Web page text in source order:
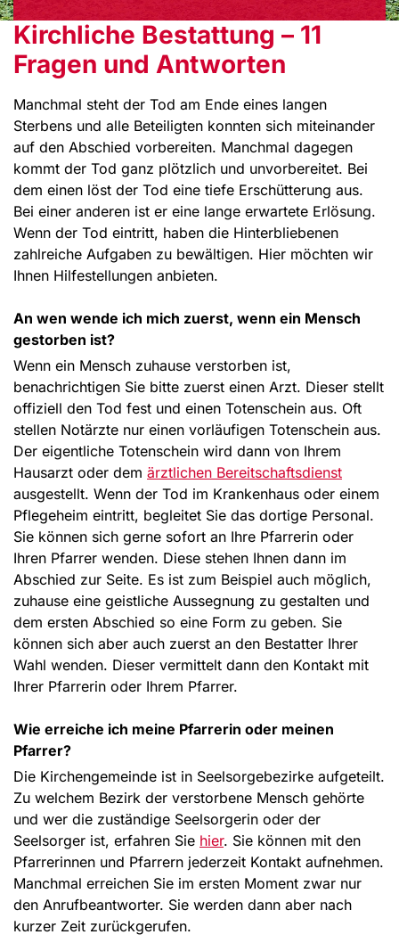
Kirchliche Bestattung – 11
Fragen und Antworten
Manchmal steht der Tod am Ende eines langen
Sterbens und alle Beteiligten konnten sich miteinander
auf den Abschied vorbereiten. Manchmal dagegen
kommt der Tod ganz plötzlich und unvorbereitet. Bei
dem einen löst der Tod eine tiefe Erschütterung aus.
Bei einer anderen ist er eine lange erwartete Erlösung.
Wenn der Tod eintritt, haben die Hinterbliebenen
zahlreiche Aufgaben zu bewältigen. Hier möchten wir
Ihnen Hilfestellungen anbieten.
An wen wende ich mich zuerst, wenn ein Mensch
gestorben ist?
Wenn ein Mensch zuhause verstorben ist,
benachrichtigen Sie bitte zuerst einen Arzt. Dieser stellt
offiziell den Tod fest und einen Totenschein aus. Oft
stellen Notärzte nur einen vorläufigen Totenschein aus.
Der eigentliche Totenschein wird dann von Ihrem
Hausarzt oder dem ärztlichen Bereitschaftsdienst
ausgestellt. Wenn der Tod im Krankenhaus oder einem
Pflegeheim eintritt, begleitet Sie das dortige Personal.
Sie können sich gerne sofort an Ihre Pfarrerin oder
Ihren Pfarrer wenden. Diese stehen Ihnen dann im
Abschied zur Seite. Es ist zum Beispiel auch möglich,
zuhause eine geistliche Aussegnung zu gestalten und
dem ersten Abschied so eine Form zu geben. Sie
können sich aber auch zuerst an den Bestatter Ihrer
Wahl wenden. Dieser vermittelt dann den Kontakt mit
Ihrer Pfarrerin oder Ihrem Pfarrer.
Wie erreiche ich meine Pfarrerin oder meinen
Pfarrer?
Die Kirchengemeinde ist in Seelsorgebezirke aufgeteilt.
Zu welchem Bezirk der verstorbene Mensch gehörte
und wer die zuständige Seelsorgerin oder der
Seelsorger ist, erfahren Sie hier. Sie können mit den
Pfarrerinnen und Pfarrern jederzeit Kontakt aufnehmen.
Manchmal erreichen Sie im ersten Moment zwar nur
den Anrufbeantworter. Sie werden dann aber nach
kurzer Zeit zurückgerufen.